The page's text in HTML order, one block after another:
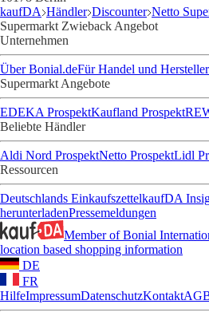
kaufDA Händler Discounter Netto
Supermarkt Zwieback Angebot
Unternehmen
Über Bonial.deFür Handel und Hersteller
Supermarkt Angebote
EDEKA ProspektKaufland Prospekt
Beliebte Händler
Aldi Nord ProspektNetto ProspektLidl
Ressourcen
Deutschlands EinkaufszettelkaufDA
herunterladenPressemeldungen
Member of Bonial
location based shopping information
DE
FR
HilfeImpressumDatenschutzKontakt